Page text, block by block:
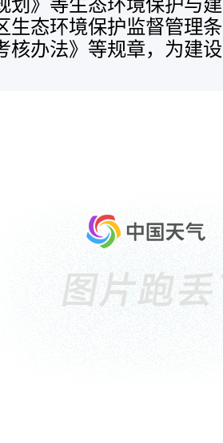
划》等生态环境保护与
生态环境保护监督管理
核办法》等规章，为建